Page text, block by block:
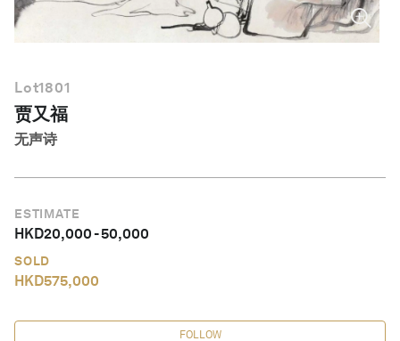
Lot1801
贾又福
无声诗
ESTIMATE
HKD20,000-50,000
SOLD
HKD575,000
FOLLOW